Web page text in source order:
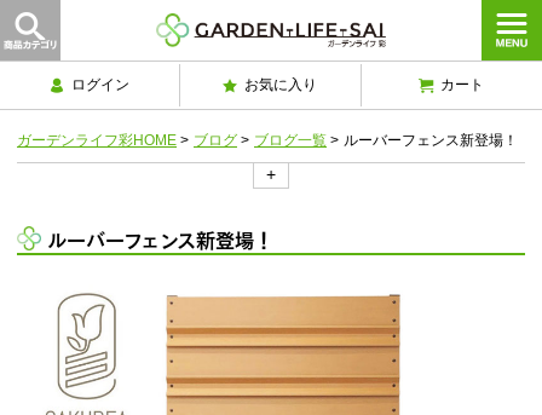
ログイン お気に入り カート
ガーデンライフ彩HOME > ブログ > ブログ一覧 > ルーバーフェンス新登場！
+
ルーバーフェンス新登場！